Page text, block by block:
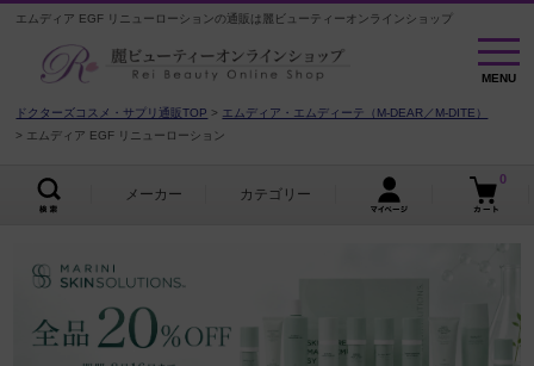
エムディア EGF リニューローションの通販は麗ビューティーオンラインショップ
MENU
MENU
ドクターズコスメ・サプリ通販TOP
エムディア・エムディーテ（M-DEAR／M-DITE）
エムディア EGF リニューローション
メーカー カテゴリー
0